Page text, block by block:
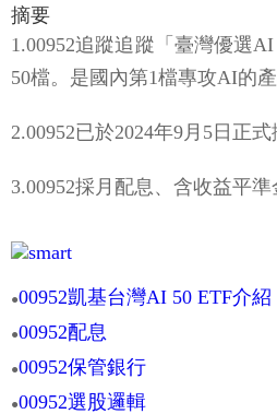
摘要
1.00952追蹤追蹤「臺灣優選
50檔。是國內第1檔專攻AI的產
2.00952已於2024年9月5日正式
3.00952採月配息、含收益平準
●00952凱基台灣AI 50 ETF介紹
●00952配息
●00952保管銀行
●00952選股邏輯